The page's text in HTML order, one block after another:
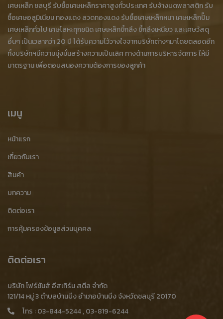
โกดังจัดเก็บสินค้า
โกดังจัดเก็บสินค้า ชลบุรี
โกดังจัดเก็บสินค้า ราคาถูก
โกดังรับจัดเก็บสินค้า
จัดเก็บสินค้าครบวงจร
รับจัดเก็บสินค้า
โกดังสต๊อกสินค้า
รับฝากสินค้า
รับฝากและจัดเก็บสินค้า
รับจัดเก็บสินค้าอุตสาหกรรม
เศษเหล็กบาง
รับซื้อเศษเหล็กบาง ราคาสูง
ประมูลเศษเหล็กบาง
ร้านขายเศษเหล็กบาง
เศษเหล็กบาง บ้านบึง
เศษเหล็กบาง ศรีราชา
เศษเหล็กบาง บ่อทอง
เศษเหล็กบาง พนัสนิคม
เศษเหล็ก ชลบุรี รับซื้อเศษเหล็กราคาสูงทั่วประเทศ รับจ้างบดพลาสติก รับ
ซื้อเศษอลูมิเนียม ทองแดง ลวดทองแดง รับซื้อเศษเหล็กหนา เศษเหล็กปั๊ม
เศษเหล็กทั่วไป เศษโลหะทุกชนิด เศษเหล็กขี้กลึง ขี้กลึงเหนียว และเศษวัสดุ
อื่นๆ เป็นเวลากว่า 20 ปี ได้รับความไว้วางใจจากบริษัทต่างๆมาโดยตลอดอีก
ทั้งบริษัทฯมีความมุ่งมั่นสร้างความเป็นเลิศ ทางด้านการบริหารจัดการ ให้มี
มาตรฐาน เพื่อตอบสนองความต้องการของลูกค้า
เมนู
หน้าแรก
เกี่ยวกับเรา
สินค้า
บทความ
ติดต่อเรา
การคุ้มครองข้อมูลส่วนบุคคล
ติดต่อเรา
บริษัท โฟร์ซันส์ อีสเทิร์น สตีล จำกัด
121/14 หมู่ 3 ตำบลบ้านบึง อำเภอบ้านบึง จังหวัดชลบุรี 20170
โทร :03-844-5244,03-819-6244